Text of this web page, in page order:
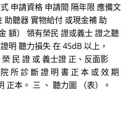
申請資格 申請間 隔年限 應備文
助聽器 實物給付 或現金補 助
額） 領有榮民 證或義士 證之聽
明 聽力損失 在 45dB 以上，
民 證 或 義士證 正、反面影
所 診 斷 證 明 書 正 本 或 效 期
正本。 三 、 聽力圖 （表）。